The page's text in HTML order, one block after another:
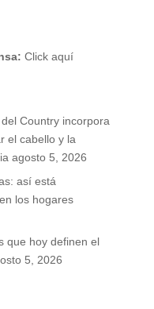
Click aquí
Country incorpora
el cabello y la
agosto 5, 2026
así está
los hogares
que hoy definen el
5, 2026